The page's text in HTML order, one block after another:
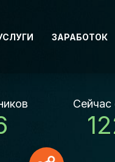
ЗАРАБОТОК
Сейчас